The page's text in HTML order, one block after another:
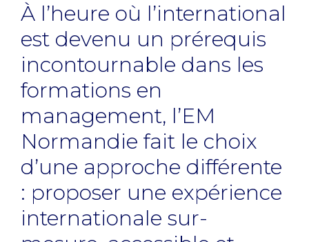
À l’heure où l’international
est devenu un prérequis
incontournable dans les
formations en
management, l’EM
Normandie fait le choix
d’une approche différente
: proposer une expérience
internationale sur-